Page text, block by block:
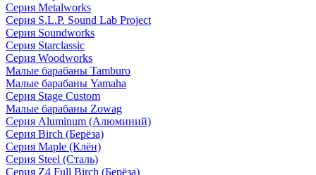
Серия Metalworks
Серия S.L.P. Sound Lab Project
Серия Soundworks
Серия Starclassic
Серия Woodworks
Малые барабаны Tamburo
Малые барабаны Yamaha
Серия Stage Custom
Малые барабаны Zowag
Серия Aluminum (Алюминий)
Серия Birch (Берёза)
Серия Maple (Клён)
Серия Steel (Сталь)
Серия Z4 Full Birch (Берёза)